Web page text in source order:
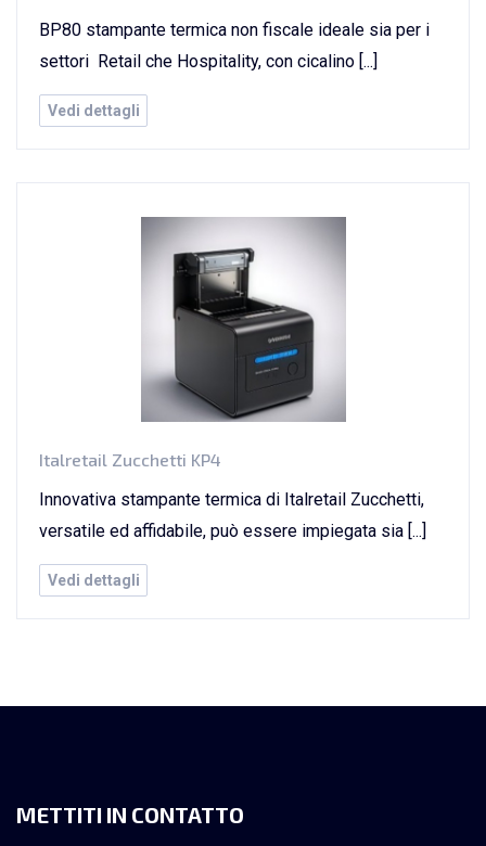
BP80 stampante termica non fiscale ideale sia per i
settori Retail che Hospitality, con cicalino [...]
Vedi dettagli
Italretail Zucchetti KP4
Innovativa stampante termica di Italretail Zucchetti,
versatile ed affidabile, può essere impiegata sia [...]
Vedi dettagli
METTITI IN CONTATTO